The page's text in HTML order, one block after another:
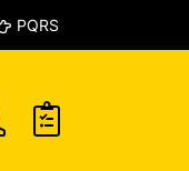
PQRS